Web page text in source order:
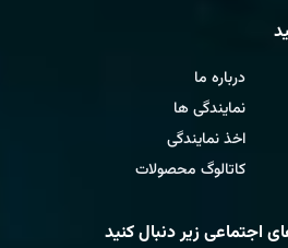
درباره ما
نمایندگی ها
اخذ نمایندگی
کاتالوگ محصولات
اجتماعی زیر دنبال کنید